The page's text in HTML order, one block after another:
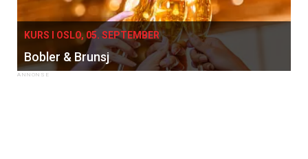
KURS I OSLO, 05. SEPTEMBER
Bobler & Brunsj